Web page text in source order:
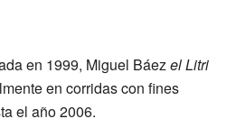
en 1999, Miguel Báezel Litri
en corridas con fines
el año 2006.